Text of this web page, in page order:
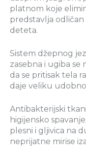
platnom koje
predstavlja odličan
deteta.
Sistem džepnog
zasebna i ugiba se
da se pritisak tela
daje veliku
Antibakterijski
higijensko
plesni i gljivica na
neprijatne mirise